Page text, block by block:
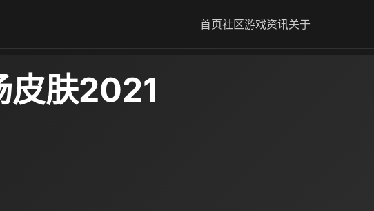
首页社区游戏资讯关于
皮肤2021